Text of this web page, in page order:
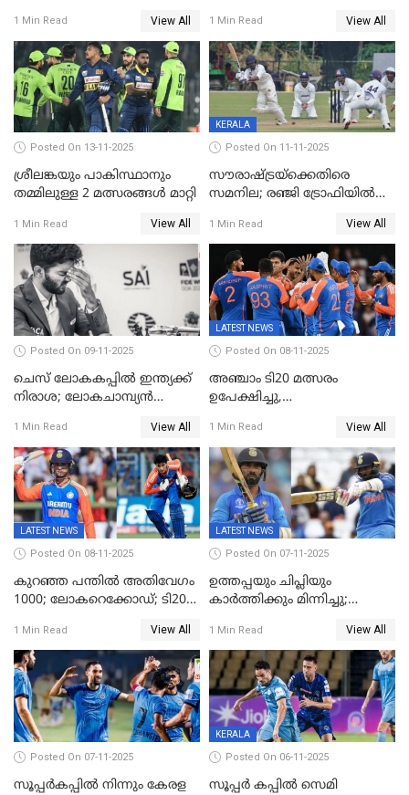
പുറത്ത്; ബുമ്രയ്ക്ക് അഞ്ച്
വിക്കറ്റ്
1 Min Read View All 1 Min Read View All
Posted On 13-11-2025
ശ്രീലങ്കയും പാകിസ്ഥാനും
തമ്മിലുള്ള 2 മത്സരങ്ങള്‍ മാറ്റി
1 Min Read View All
KERALA
Posted On 11-11-2025
സൗരാഷ്ട്രയ്‌ക്കെതിരെ
സമനില; രഞ്ജി ട്രോഫിയിൽ
1 Min Read View All
Posted On 09-11-2025
ചെസ് ലോകകപ്പില്‍ ഇന്ത്യക്ക്
നിരാശ; ലോകചാമ്പ്യന്‍
1 Min Read View All
LATEST NEWS
Posted On 08-11-2025
അഞ്ചാം ടി20 മത്സരം
ഉപേക്ഷിച്ചു,
ജയിച്ച് ഇന്ത്യ
1 Min Read View All
LATEST NEWS
Posted On 08-11-2025
കുറഞ്ഞ പന്തിൽ അതിവേഗം
1000; ലോകറെക്കോഡ്; ടി20
അപൂര്‍വനേട്ടവുമായി
അഭിഷേക് ശർമ
1 Min Read View All
LATEST NEWS
Posted On 07-11-2025
ഉത്തപ്പയും ചിപ്ലിയും
കാർത്തിക്കും മിന്നിച്ചു;
ഇന്ത്യ; ഹോങ്കോങ് സിക്സസ്
ക്രിക്കറ്റ് ടൂർണമെന്റിൽ ജയം
1 Min Read View All
Posted On 07-11-2025
സൂപ്പര്‍കപ്പില്‍ നിന്നും കേരള
KERALA
Posted On 06-11-2025
സൂപ്പർ കപ്പിൽ സെമി